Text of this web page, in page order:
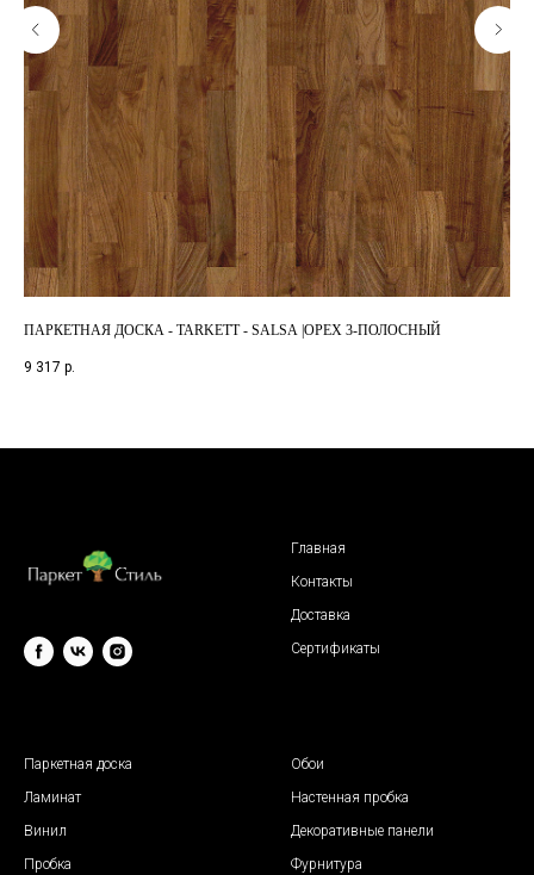
ПАРКЕТНАЯ ДОСКА - TARKETT - SALSA |ОРЕХ 3-ПОЛОСНЫЙ
9 317 р.
Главная
Контакты
Доставка
Сертификаты
Паркетная доска
Ламинат
Винил
Пробка
Обои
Настенная пробка
Декоративные панели
Фурнитура